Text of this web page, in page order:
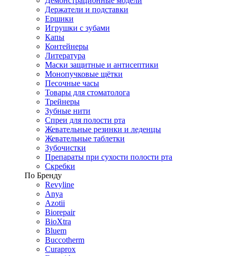
Держатели и подставки
Ершики
Игрушки с зубами
Капы
Контейнеры
Литература
Маски защитные и антисептики
Монопучковые щётки
Песочные часы
Товары для стоматолога
Трейнеры
Зубные нити
Спреи для полости рта
Жевательные резинки и леденцы
Жевательные таблетки
Зубочистки
Препараты при сухости полости рта
Скребки
По Бренду
Revyline
Anya
Azotii
Biorepair
BioXtra
Bluem
Buccotherm
Curaprox